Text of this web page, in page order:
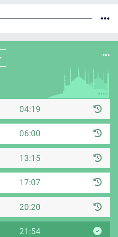
04:19
06:00
13:15
17:07
20:20
21:54